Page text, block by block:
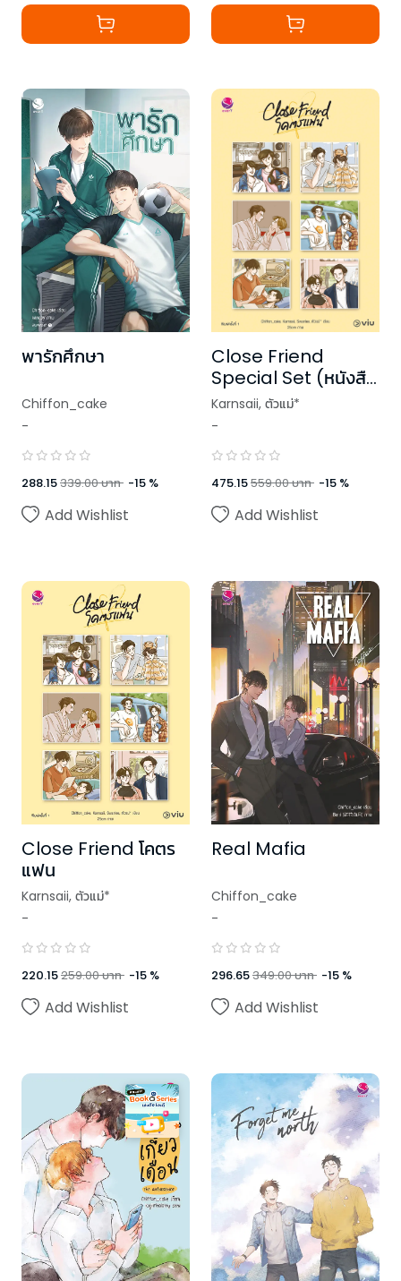
พารักศึกษา
Chiffon_cake
-
288.15339.00บาท -15 %
Add Wishlist
Close Friend
Special Set (หนังสือ
นิยาย + Behind the
scenes)
Karnsaii, ตัวแม่*
,
-
475.15559.00บาท -15 %
Add Wishlist
Close Friend โคตร
แฟน
Karnsaii, ตัวแม่*
,
-
220.15259.00บาท -15 %
Add Wishlist
Real Mafia
Chiffon_cake
-
296.65349.00บาท -15 %
Add Wishlist